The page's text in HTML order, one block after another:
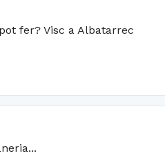
fer? Visc a Albatarrec